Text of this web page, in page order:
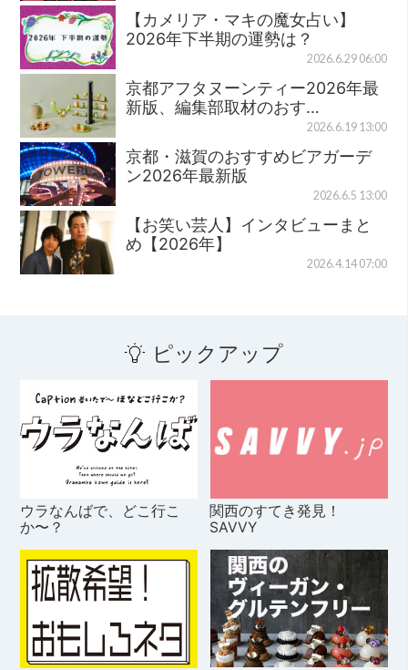
【カメリア・マキの魔女占い】
2026年下半期の運勢は？
2026.6.29 06:00
京都アフタヌーンティー2026年最
新版、編集部取材のおす…
2026.6.19 13:00
京都・滋賀のおすすめビアガーデ
ン2026年最新版
2026.6.5 13:00
【お笑い芸人】インタビューまと
め【2026年】
2026.4.14 07:00
ピックアップ
ウラなんばで、どこ行こ
か〜？
関西のすてき発見！
SAVVY